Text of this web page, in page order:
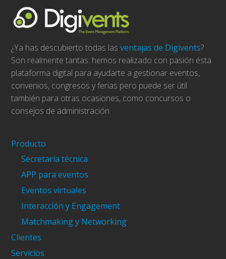
¿Ya has descubierto todas lasventajas de Digivents?
Son realmente tantas: hemos realizado con pasión ésta
plataforma digital para ayudarte a gestionar eventos,
convenios, congresos y ferias pero puede ser útil
también para otras ocasiones, como concursos o
consejos de administración.
Producto
Secretaría técnica
APP para eventos
Eventos virtuales
Interacción y Engagement
Matchmaking y Networking
Clientes
Servicios